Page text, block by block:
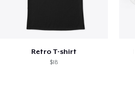
Retro T-shirt
$18